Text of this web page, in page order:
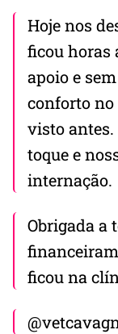
Hoje nos
ficou horas
apoio e
conforto no
visto antes.
toque e
internação.
Obrigada a
ficou na